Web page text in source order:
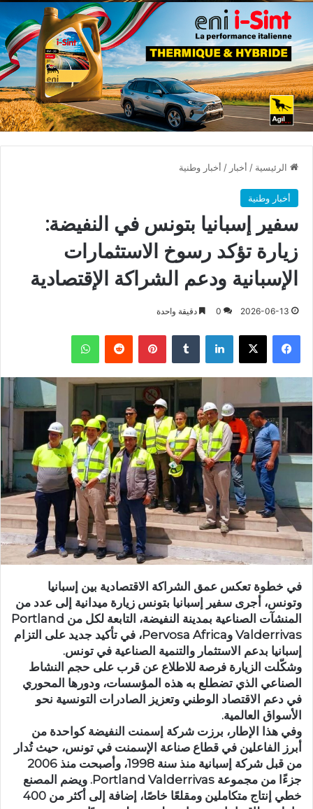
الرئيسية / أخبار / أخبار وطنية
أخبار وطنية
سفير إسبانيا بتونس في النفيضة:
زيارة تؤكد رسوخ الاستثمارات
الإسبانية ودعم الشراكة الإقتصادية
2026-06-13
0 دقيقة واحدة
فيسبوك X لينكدإن بينتيريست واتساب
في خطوة تعكس عمق الشراكة الاقتصادية بين إسبانيا
وتونس، أجرى سفير إسبانيا بتونس زيارة ميدانية إلى عدد من
المنشآت الصناعية بمدينة النفيضة، التابعة لكل من Portland
Valderrivas وPervosa Africa، في تأكيد جديد على التزام
إسبانيا بدعم الاستثمار والتنمية الصناعية في تونس.
وشكّلت الزيارة فرصة للاطلاع عن قرب على حجم النشاط
الصناعي الذي تضطلع به هذه المؤسسات، ودورها المحوري
في دعم الاقتصاد الوطني وتعزيز الصادرات التونسية نحو
الأسواق العالمية.
وفي هذا الإطار، برزت شركة إسمنت النفيضة كواحدة من
أبرز الفاعلين في قطاع صناعة الإسمنت في تونس، حيث تُدار
من قبل شركة إسبانية منذ سنة 1998، وأصبحت منذ 2006
جزءًا من مجموعة Portland Valderrivas. ويضم المصنع
خطي إنتاج متكاملين ومقلعًا خاصًا، إضافة إلى أكثر من 400